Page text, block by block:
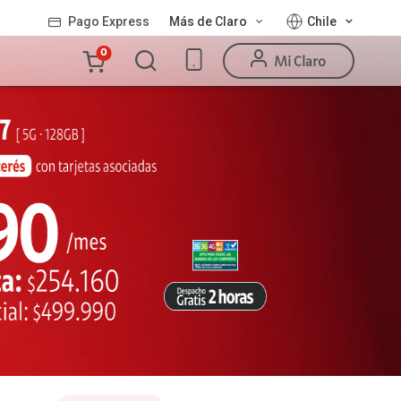
Pago Express Más de Claro Chile
Mi Claro
Carro
la
0